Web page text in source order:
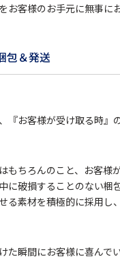
お客様のお手元に無事に
包＆発送
『お客様が受け取る時』
もちろんのこと、お客様
に破損することのない梱
る素材を積極的に採用し
た瞬間にお客様に喜んで